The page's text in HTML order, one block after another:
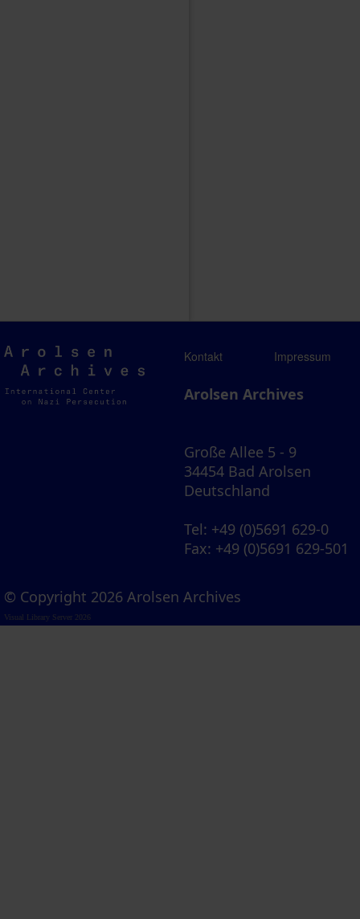
Arolsen
Archives
Kontakt Impressum
Arolsen Archives
Große Allee 5 - 9
34454 Bad Arolsen
Deutschland
Tel: +49 (0)5691 629-0
Fax: +49 (0)5691 629-501
© Copyright 2026 Arolsen Archives
Visual Library Server 2026